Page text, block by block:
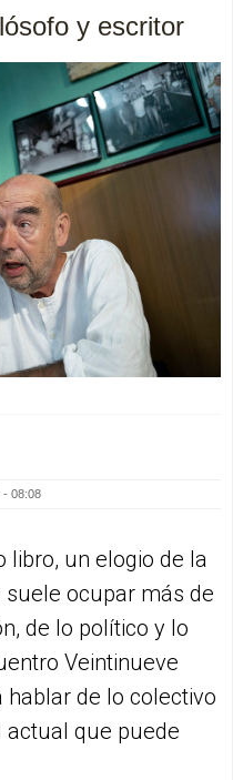
y escritor
- 08:08
libro, un elogio de la
ocupar más de
de lo político y lo
Veintinueve
hablar de lo colectivo
actual que puede